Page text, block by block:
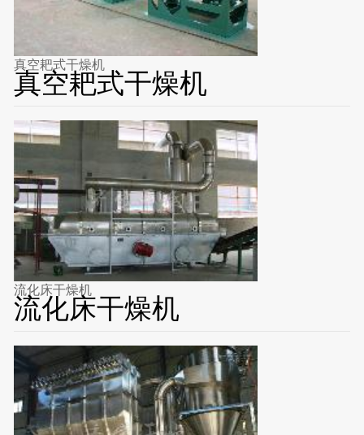
真空耙式干燥机
真空耙式干燥机
流化床干燥机
流化床干燥机